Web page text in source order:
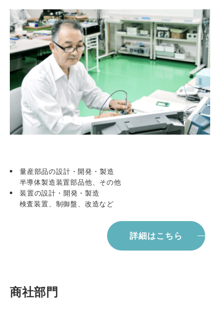
量産部品の設計・開発・製造
半導体製造装置部品他、その他
装置の設計・開発・製造
検査装置、制御盤、改造など
詳細はこちら
商社部門